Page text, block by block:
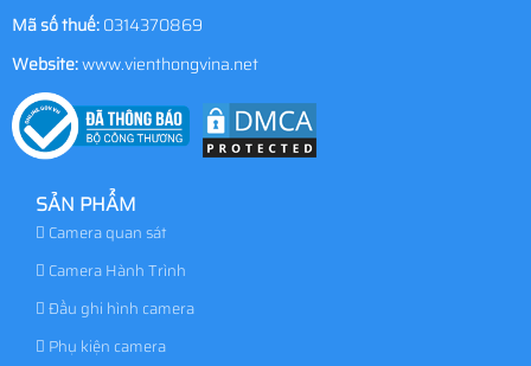
Mã số thuế:0314370869
Website:www.vienthongvina.net
SẢN PHẨM
Camera quan sát
Camera Hành Trình
Đầu ghi hình camera
Phụ kiện camera